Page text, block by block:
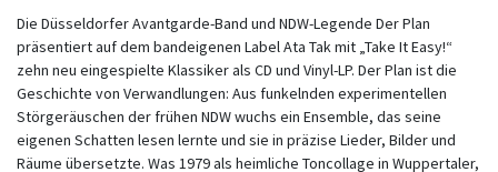
Die Düsseldorfer Avantgarde-Band und NDW-Legende Der Plan
präsentiert auf dem bandeigenen Label Ata Tak mit „Take It Easy!“
zehn neu eingespielte Klassiker als CD und Vinyl-LP. Der Plan ist die
Geschichte von Verwandlungen: Aus funkelnden experimentellen
Störgeräuschen der frühen NDW wuchs ein Ensemble, das seine
eigenen Schatten lesen lernte und sie in präzise Lieder, Bilder und
Räume übersetzte. Was 1979 als heimliche Toncollage in Wuppertaler,